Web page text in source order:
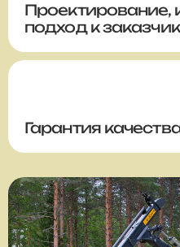
Проектирование,
подход к
Гарантия